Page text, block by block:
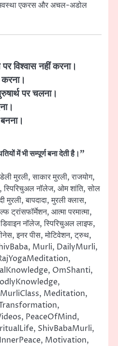
अवस्था एकरस और अचल-अडोल
विश्वास नहीं करना।
पर चलना।
में भी सम्पूर्ण बना देती है।”
मुरली, साकार मुरली, राजयोग,
स्पिरिचुअल नॉलेज, ओम शांति, सोल
मुरली, बापदादा, मुरली क्लास,
ट्रांसफॉर्मेशन, आत्मा परमात्मा,
नॉलेज, स्पिरिचुअल लाइफ,
इनर पीस, मोटिवेशन, ट्रुथ,
Murli, DailyMurli,
OmShanti,
Meditation,
PeaceOfMind,
ShivBabaMurli,
Motivation,